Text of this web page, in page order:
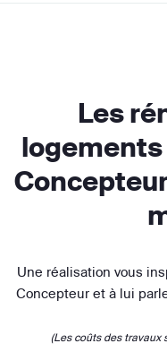
Les
Une réalisation vous
Concepteur et à lui
(Les coûts des travaux